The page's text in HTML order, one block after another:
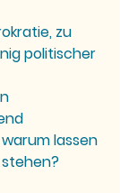
zu
politischer
lassen
stehen?